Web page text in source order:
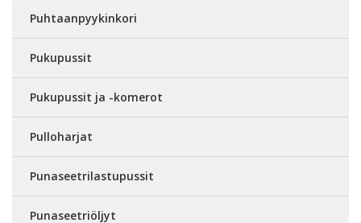
Puhtaanpyykinkori
Pukupussit
Pukupussit ja -komerot
Pulloharjat
Punaseetrilastupussit
Punaseetriöljyt